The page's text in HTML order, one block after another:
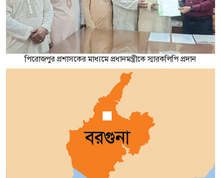
পিরোজপুর প্রশাসকের মাধ্যমে প্রধানমন্ত্রীকে স্মারকলিপি প্রদান